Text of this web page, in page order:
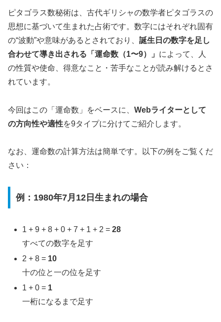
ピタゴラス数秘術は、古代ギリシャの数学者ピタゴラスの
思想に基づいて生まれた占術です。数字にはそれぞれ固有
の“波動”や意味があるとされており、 誕生日の数字を足し
合わせて導き出される「運命数（1〜9）」 によって、人
の性質や使命、得意なこと・苦手なことが読み解けるとさ
れています。
今回はこの「運命数」をベースに、 Webライターとして
の方向性や適性を9タイプに分けてご紹介します。
なお、運命数の計算方法は簡単です。以下の例をご覧くだ
さい：
例：1980年7月12日生まれの場合
1 + 9 + 8 + 0 + 7 + 1 + 2 =28
すべての数字を足す
2 + 8 = 10
十の位と一の位を足す
1 + 0 = 1
一桁になるまで足す